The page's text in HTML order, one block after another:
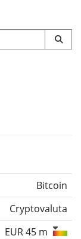
Bitcoin
Cryptovaluta
EUR 45 m